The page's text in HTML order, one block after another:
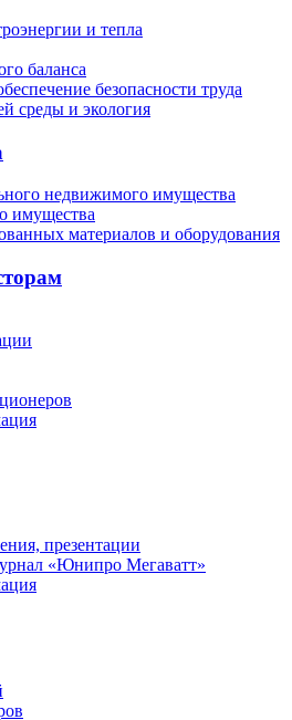
и тепла
баланса
безопасности труда
среды и экология
недвижимого имущества
имущества
материалов и оборудования
презентации
«Юнипро Мегаватт»